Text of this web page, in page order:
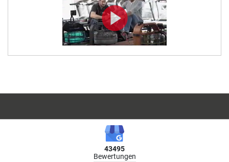
43495
Bewertungen